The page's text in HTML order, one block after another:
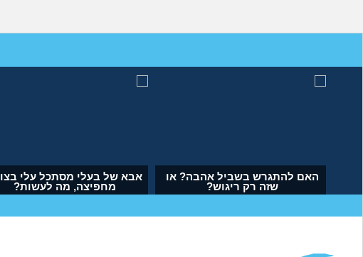
האם להתגרש בשביל אהבה? או
שזה רק ריגוש?
מה לעשות עם העובדה שאשתי
הרימה עליי ידיים?